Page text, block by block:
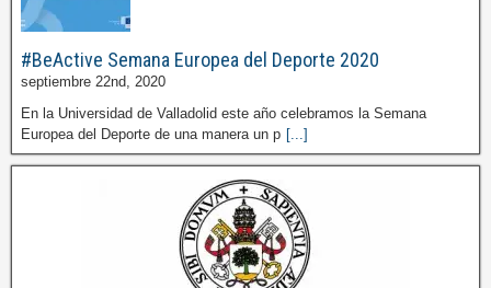
#BeActive Semana Europea del Deporte 2020
septiembre 22nd, 2020
En la Universidad de Valladolid este año celebramos la Semana
Europea del Deporte de una manera un p [...]